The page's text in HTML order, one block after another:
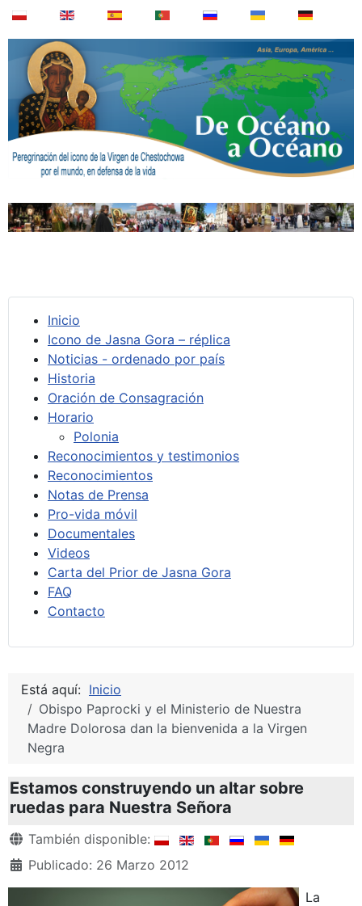
Inicio
Icono de Jasna Gora – réplica
Noticias - ordenado por país
Historia
Oración de Consagración
Horario
Polonia
Reconocimientos y testimonios
Reconocimientos
Notas de Prensa
Pro-vida móvil
Documentales
Videos
Carta del Prior de Jasna Gora
FAQ
Contacto
Está aquí: Inicio
Obispo Paprocki y el Ministerio de Nuestra
Madre Dolorosa dan la bienvenida a la Virgen
Negra
Estamos construyendo un altar sobre
ruedas para Nuestra Señora
Detalles
También disponible:
Publicado: 26 Marzo 2012
La